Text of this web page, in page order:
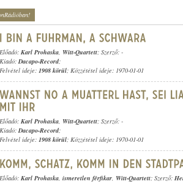
Előadó: Karl Prohaska, Witt-Quartett; Szerző: -
Kiadó:Dacapo-Record;
Felvétel ideje: 1908 körül; Közzététel ideje: 1970-01-01
Előadó: Karl Prohaska, Witt-Quartett; Szerző: -
Kiadó:Dacapo-Record;
Felvétel ideje: 1908 körül; Közzététel ideje: 1970-01-01
Előadó: Karl Prohaska, ismeretlen férfikar, Witt-Quartett; Szerző: